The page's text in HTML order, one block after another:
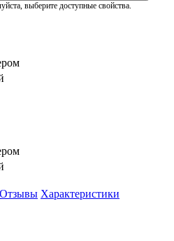
выберите доступные свойства.
Отзывы Характеристики